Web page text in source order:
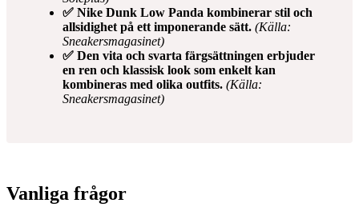
✅ Nike Dunk Low Panda kombinerar stil och
allsidighet på ett imponerande sätt. (Källa:
Sneakersmagasinet)
✅ Den vita och svarta färgsättningen erbjuder
en ren och klassisk look som enkelt kan
kombineras med olika outfits. (Källa:
Sneakersmagasinet)
Vanliga frågor